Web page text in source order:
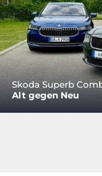
Skoda Superb
Alt gegen Neu